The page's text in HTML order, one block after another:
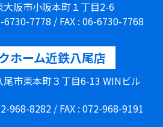
大阪市小阪本町１丁目2-6
6730-7778 / FAX : 06-6730-7768
ホーム近鉄八尾店
尾市東本町３丁目6-13 WINビル
968-8282 / FAX : 072-968-9191